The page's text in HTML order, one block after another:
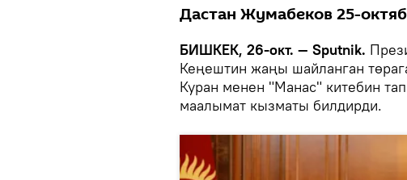
Дастан Жумабеков 25-
БИШКЕК, 26-окт. — Sputnik.
Кеңештин жаңы шайланган
Куран менен "Манас" китебин
маалымат кызматы билдирди.